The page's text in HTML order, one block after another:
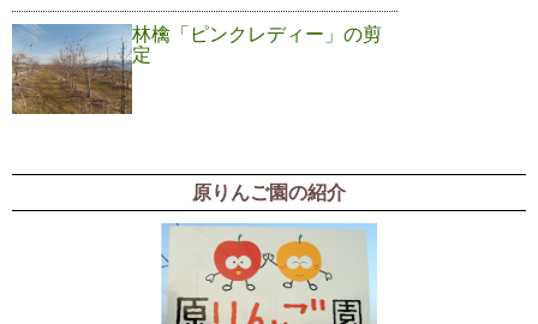
林檎「ピンクレディー」の剪
定
原りんご園の紹介